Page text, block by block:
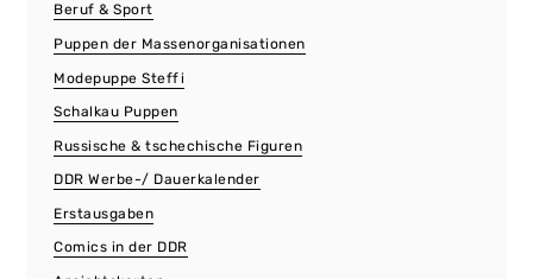
Beruf & Sport
Puppen der Massenorganisationen
Modepuppe Steffi
Schalkau Puppen
Russische & tschechische Figuren
DDR Werbe-/ Dauerkalender
Erstausgaben
Comics in der DDR